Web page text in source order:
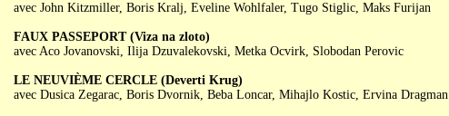
avec John Kitzmiller, Boris Kralj, Eveline Wohlfaler, Tugo Stiglic, Maks Furijan
FAUX PASSEPORT (Viza na zloto)
avec Aco Jovanovski, Ilija Dzuvalekovski, Metka Ocvirk, Slobodan Perovic
LE NEUVIÈME CERCLE (Deverti Krug)
avec Dusica Zegarac, Boris Dvornik, Beba Loncar, Mihajlo Kostic, Ervina Dragman